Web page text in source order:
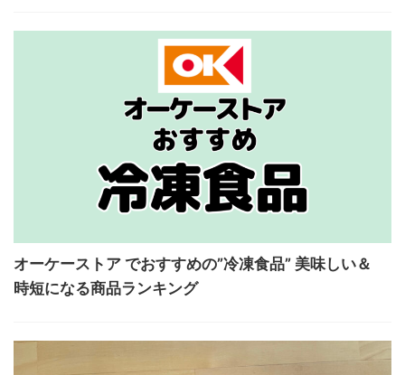
オーケーストア でおすすめの”冷凍食品” 美味しい＆
時短になる商品ランキング